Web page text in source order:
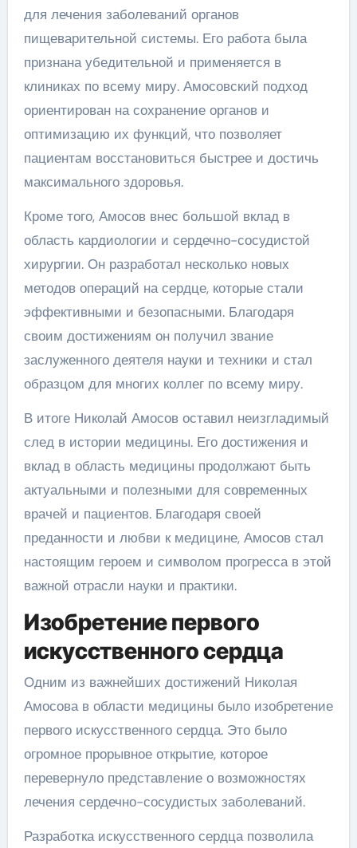
для лечения заболеваний органов
пищеварительной системы. Его работа была
признана убедительной и применяется в
клиниках по всему миру. Амосовский подход
ориентирован на сохранение органов и
оптимизацию их функций, что позволяет
пациентам восстановиться быстрее и достичь
максимального здоровья.
Кроме того, Амосов внес большой вклад в
область кардиологии и сердечно-сосудистой
хирургии. Он разработал несколько новых
методов операций на сердце, которые стали
эффективными и безопасными. Благодаря
своим достижениям он получил звание
заслуженного деятеля науки и техники и стал
образцом для многих коллег по всему миру.
В итоге Николай Амосов оставил неизгладимый
след в истории медицины. Его достижения и
вклад в область медицины продолжают быть
актуальными и полезными для современных
врачей и пациентов. Благодаря своей
преданности и любви к медицине, Амосов стал
настоящим героем и символом прогресса в этой
важной отрасли науки и практики.
Изобретение первого
искусственного сердца
Одним из важнейших достижений Николая
Амосова в области медицины было изобретение
первого искусственного сердца. Это было
огромное прорывное открытие, которое
перевернуло представление о возможностях
лечения сердечно-сосудистых заболеваний.
Разработка искусственного сердца позволила